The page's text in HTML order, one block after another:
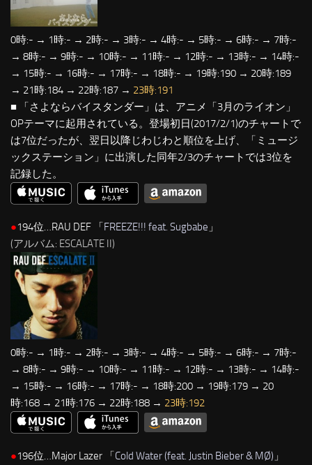
0時:- → 1時:- → 2時:- → 3時:- → 4時:- → 5時:- → 6時:- → 7時:-
→ 8時:- → 9時:- → 10時:- → 11時:- → 12時:- → 13時:- → 14時:-
→ 15時:- → 16時:- → 17時:- → 18時:- → 19時:190 → 20時:189
→ 21時:184 → 22時:187 → 23時:191
■ 「さよならバイスタンダー」は、アニメ「3月のライオン」
OPテーマに起用されている。登場初日(2017/2/1)のチャートで
は7位だったが、翌日以降じわじわと順位を上げ、「ミュージ
ックステーション」に出演した同年2/3のチャートでは3位を
記録した。
●194位…RAU DEF 「FREEZE!!! feat. Sugbabe 」
(アルバム: ESCALATE II)
0時:- → 1時:- → 2時:- → 3時:- → 4時:- → 5時:- → 6時:- → 7時:-
→ 8時:- → 9時:- → 10時:- → 11時:- → 12時:- → 13時:- → 14時:-
→ 15時:- → 16時:- → 17時:- → 18時:200 → 19時:179 → 20
時:168 → 21時:176 → 22時:188 → 23時:192
●196位…Major Lazer 「Cold Water (feat. Justin Bieber & MØ) 」